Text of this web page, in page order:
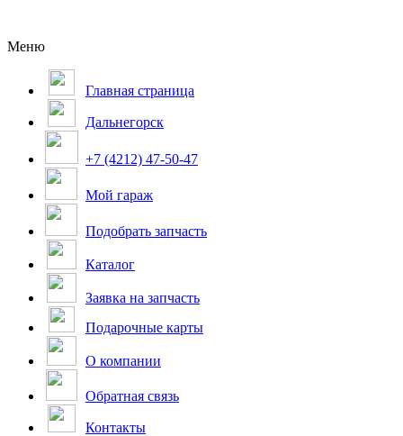
Меню
Главная страница
Дальнегорск
+7 (4212) 47-50-47
Мой гараж
Подобрать запчасть
Каталог
Заявка на запчасть
Подарочные карты
О компании
Обратная связь
Контакты